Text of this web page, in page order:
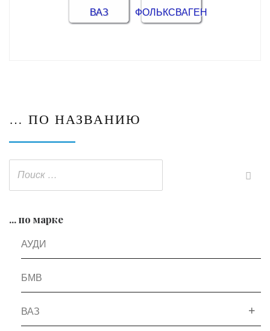
ВАЗ ФОЛЬКСВАГЕН
… ПО НАЗВАНИЮ
... по марке
АУДИ
БМВ
ВАЗ